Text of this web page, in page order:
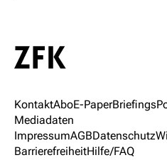
KontaktAboE-PaperBriefings
Mediadaten
ImpressumAGBDatenschutz
BarrierefreiheitHilfe/FAQ